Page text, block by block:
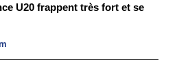
U20 frappent très fort et se